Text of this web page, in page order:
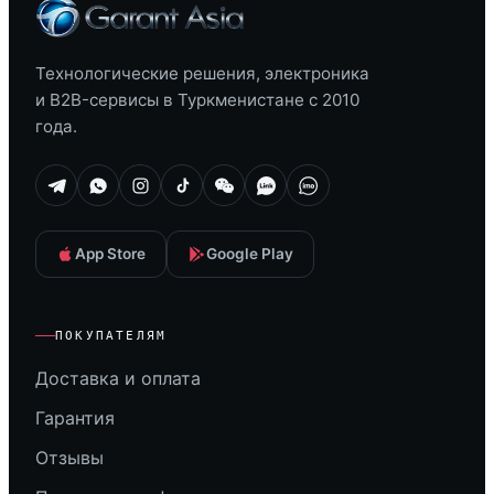
Технологические решения, электроника
и B2B-сервисы в Туркменистане с 2010
года.
App Store Google Play
ПОКУПАТЕЛЯМ
Доставка и оплата
Гарантия
Отзывы